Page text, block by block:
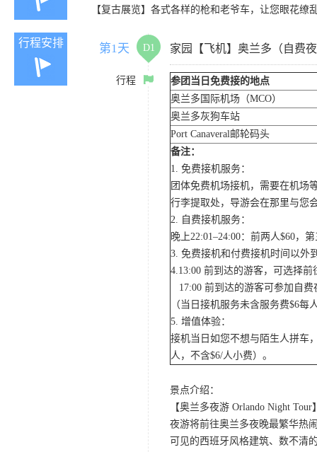
【复古展览】各式各样的枪和老爷车，让您眼花缭
行程安排 第1天 D1 家园【飞机】奥兰多（自费
行程
参团当日免费接的地点
奥兰多国际机场（MCO）
奥兰多灰狗车站
Port Canaveral邮轮码头
备注：
1. 免费接机服务：
团体免费机场接机，需要在机场
行李提取处，导游会在那里与您
2. 自费接机服务：
晚上22:01–24:00：前两人$60，
3. 免费接机和付费接机时间以外
4.13:00 前到达的游客，可选择
17:00 前到达的游客可参加自
（当日接机服务未含服务费$6每
5. 增值体验：
接机当日如您不想与陌生人拼车
人，不含$6/人小费）。
景点介绍：
【奥兰多夜游 Orlando Night Tour
夜游将前往奥兰多夜晚最繁华热
可见的西班牙风格建筑、数不清